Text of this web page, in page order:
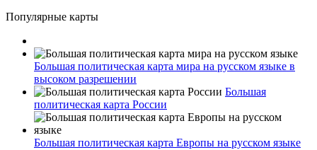
Популярные карты
Большая политическая карта мира на русском языке в
высоком разрешении
Большая
политическая карта России
Большая политическая карта Европы на русском языке